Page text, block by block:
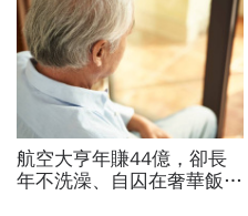
航空大亨年賺44億，卻長
年不洗澡、自囚在奢華飯